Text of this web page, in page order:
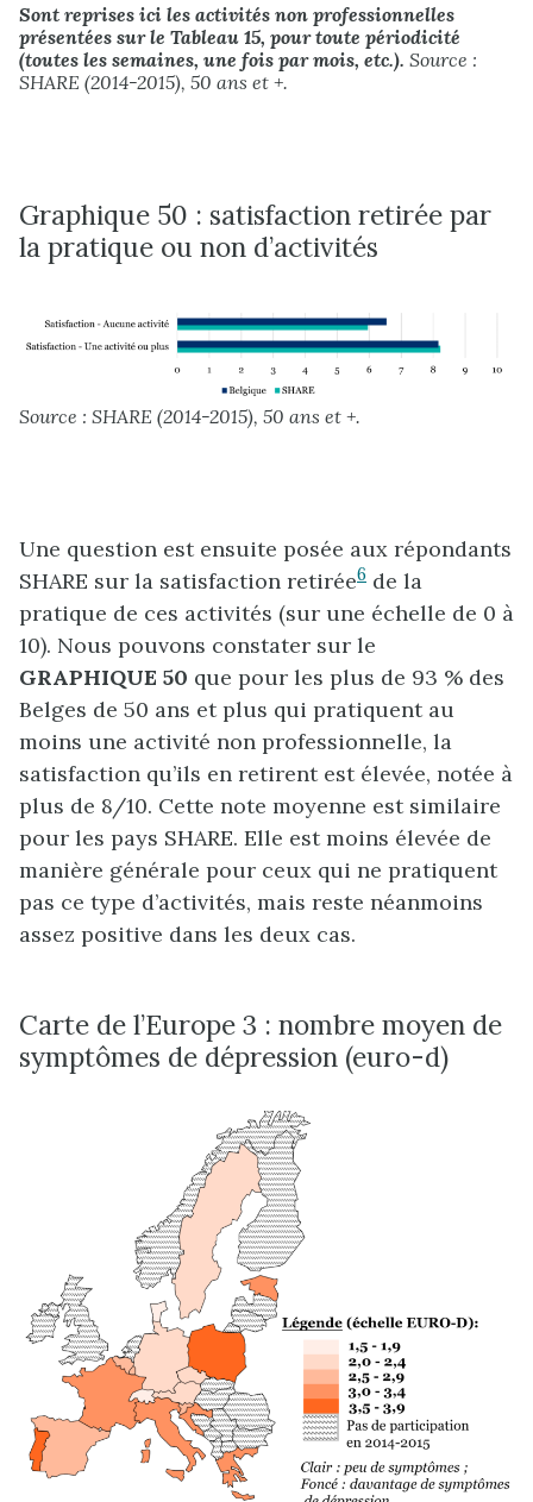
Sont reprises ici les activités non professionnelles
présentées sur le Tableau 15, pour toute périodicité
(toutes les semaines, une fois par mois, etc.). Source :
SHARE (2014-2015), 50 ans et +.
Graphique 50 : satisfaction retirée par
la pratique ou non d’activités
Source : SHARE (2014-2015), 50 ans et +.
Une question est ensuite posée aux répondants
SHARE sur la satisfaction retirée6 de la
pratique de ces activités (sur une échelle de 0 à
10). Nous pouvons constater sur le
GRAPHIQUE 50 que pour les plus de 93 % des
Belges de 50 ans et plus qui pratiquent au
moins une activité non professionnelle, la
satisfaction qu’ils en retirent est élevée, notée à
plus de 8/10. Cette note moyenne est similaire
pour les pays SHARE. Elle est moins élevée de
manière générale pour ceux qui ne pratiquent
pas ce type d’activités, mais reste néanmoins
assez positive dans les deux cas.
Carte de l’Europe 3 : nombre moyen de
symptômes de dépression (euro-d)